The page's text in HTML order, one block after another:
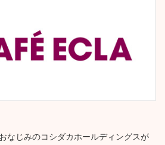
なじみのコシダカホールディングスが